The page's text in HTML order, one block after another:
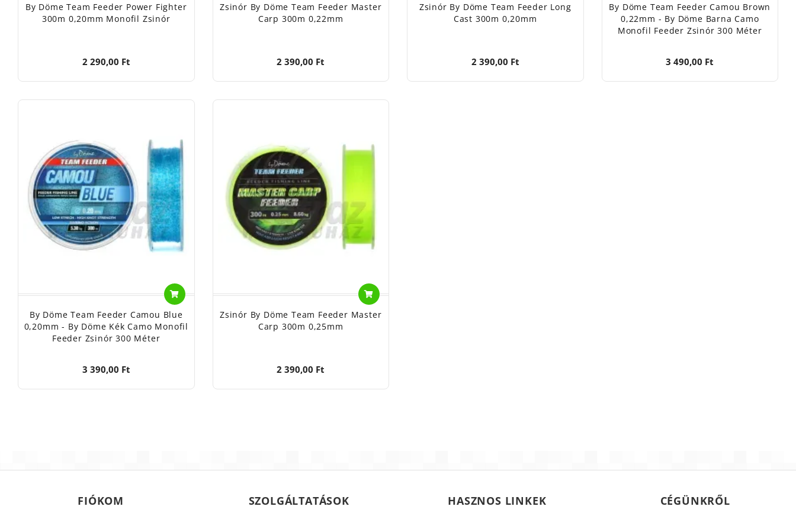
By Döme Team Feeder Power Fighter
300m 0,20mm Monofil Zsinór
2 290,00 Ft
Zsinór By Döme Team Feeder Master
Carp 300m 0,22mm
2 390,00 Ft
Zsinór By Döme Team Feeder Long
Cast 300m 0,20mm
2 390,00 Ft
By Döme Team Feeder Camou Brown
0,22mm - By Döme Barna Camo
Monofil Feeder Zsinór 300 Méter
3 490,00 Ft
By Döme Team Feeder Camou Blue
0,20mm - By Döme Kék Camo Monofil
Feeder Zsinór 300 Méter
3 390,00 Ft
Zsinór By Döme Team Feeder Master
Carp 300m 0,25mm
2 390,00 Ft
FIÓKOM SZOLGÁLTATÁSOK HASZNOS LINKEK CÉGÜNKRŐL